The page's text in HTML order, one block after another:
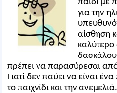
παιδί με
για την
αίσθηση
καλύτερο
πρέπει να παρασύρεσαι
Γιατί δεν παύει να είναι
το παιχνίδι και την